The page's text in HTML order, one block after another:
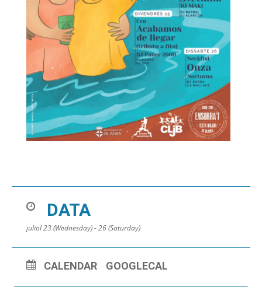
DATA
juliol 23 (Wednesday) - 26 (Saturday)
CALENDAR GOOGLECAL